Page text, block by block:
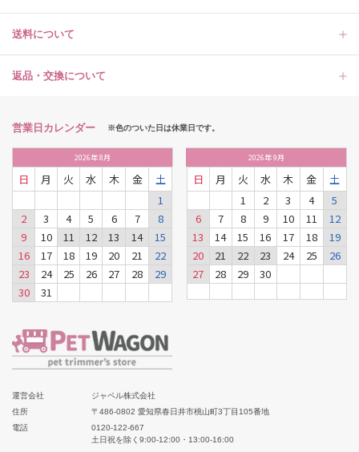
送料について
返品・交換について
営業日カレンダー ※色のついた日は休業日です。
2026年8月
日 月 火 水 木 金
土
1
2
3 4 5 6 7
8
9
10 11 12 13 14
15
16
17 18 19 20 21
22
23
24 25 26 27 28
29
30
31
2026年9月
日 月 火 水 木 金
土
1
2 3 4
5
6
7 8 9 10 11
12
13
14 15 16 17 18
19
20
21 22 23 24 25
26
27
28 29 30
運営会社
ジャペル株式会社
住所
〒486-0802 愛知県春日井市桃山町3丁目105番地
電話
0120-122-667
土日祝を除く9:00-12:00・13:00-16:00